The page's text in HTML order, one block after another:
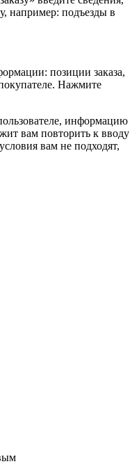
например: подъезды в
позиции заказа,
Нажмите
информацию
вам повторить к вводу
вам не подходят,